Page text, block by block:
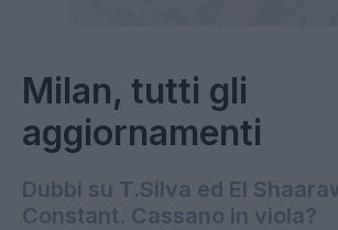
Milan, tutti gli
aggiornamenti
Dubbi su T.Silva ed El
Constant. Cassano in viola?